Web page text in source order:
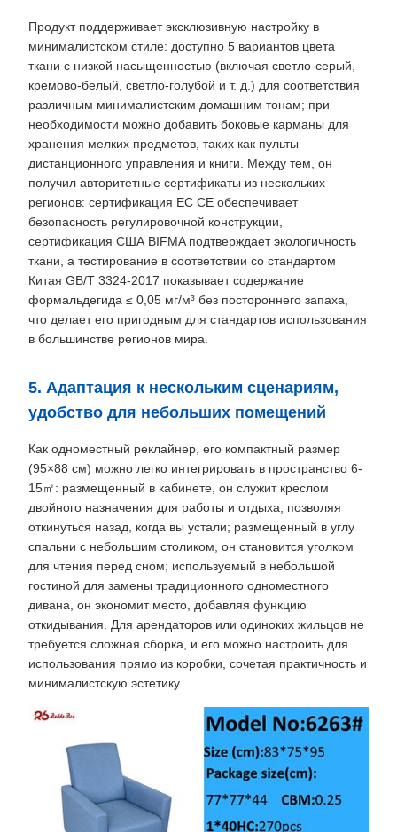
Продукт поддерживает эксклюзивную настройку в
минималистском стиле: доступно 5 вариантов цвета
ткани с низкой насыщенностью (включая светло-серый,
кремово-белый, светло-голубой и т. д.) для соответствия
различным минималистским домашним тонам; при
необходимости можно добавить боковые карманы для
хранения мелких предметов, таких как пульты
дистанционного управления и книги. Между тем, он
получил авторитетные сертификаты из нескольких
регионов: сертификация ЕС CE обеспечивает
безопасность регулировочной конструкции,
сертификация США BIFMA подтверждает экологичность
ткани, а тестирование в соответствии со стандартом
Китая GB/T 3324-2017 показывает содержание
формальдегида ≤ 0,05 мг/м³ без постороннего запаха,
что делает его пригодным для стандартов использования
в большинстве регионов мира.
5. Адаптация к нескольким сценариям,
удобство для небольших помещений
Как одноместный реклайнер, его компактный размер
(95×88 см) можно легко интегрировать в пространство 6-
15㎡: размещенный в кабинете, он служит креслом
двойного назначения для работы и отдыха, позволяя
откинуться назад, когда вы устали; размещенный в углу
спальни с небольшим столиком, он становится уголком
для чтения перед сном; используемый в небольшой
гостиной для замены традиционного одноместного
дивана, он экономит место, добавляя функцию
откидывания. Для арендаторов или одиноких жильцов не
требуется сложная сборка, и его можно настроить для
использования прямо из коробки, сочетая практичность и
минималистскую эстетику.